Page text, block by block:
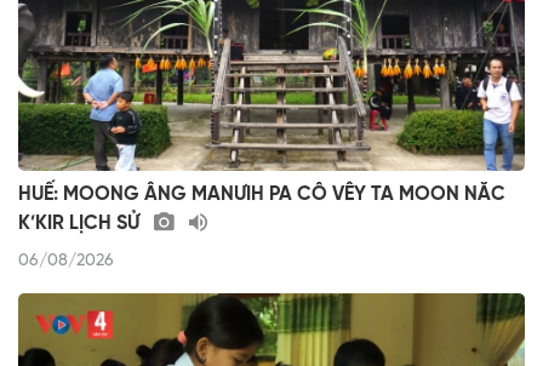
HUẾ: MOONG ÂNG MANƯIH PA CÔ VÊY TA MOON NĂC
K’KIR LỊCH SỬ
06/08/2026